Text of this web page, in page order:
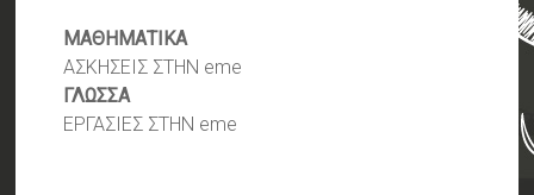
ΜΑΘΗΜΑΤΙΚΑ
ΑΣΚΗΣΕΙΣ ΣΤΗΝ eme
ΓΛΩΣΣΑ
ΕΡΓΑΣΙΕΣ ΣΤΗΝ eme